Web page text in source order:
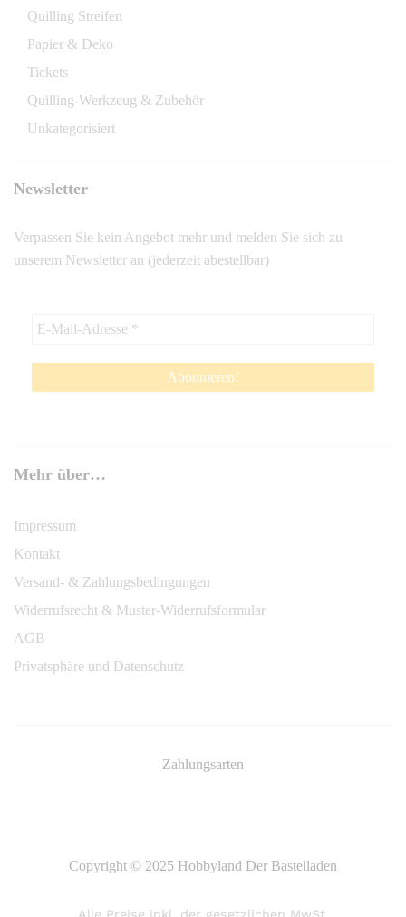
Quilling Streifen
Papier & Deko
Tickets
Quilling-Werkzeug & Zubehör
Unkategorisiert
Newsletter
Verpassen Sie kein Angebot mehr und melden Sie sich zu
unserem Newsletter an (jederzeit abestellbar)
Mehr über…
Impressum
Kontakt
Versand- & Zahlungsbedingungen
Widerrufsrecht & Muster-Widerrufsformular
AGB
Privatsphäre und Datenschutz
Copyright © 2025 Hobbyland Der Bastelladen
Zahlungsarten
Alle Preise inkl. der gesetzlichen MwSt.